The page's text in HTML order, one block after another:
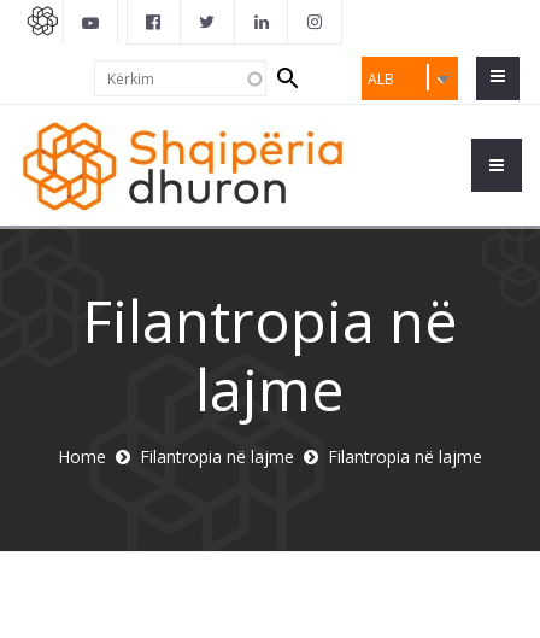
ALB
Search
form
Filantropia në
lajme
Home Filantropia në lajme Filantropia në lajme